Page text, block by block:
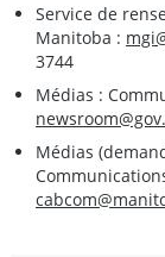
Service de
Manitoba :
3744
Médias :
Médias